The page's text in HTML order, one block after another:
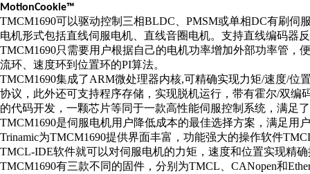
MotionCookie™
TMCM1690可以驱动控制三相BLDC、PMSM或单相DC有刷伺
电机形式包括直线伺服电机、直线音圈电机。支持直线编码器
TMCM1690只需要用户根据自己的电机功率增加外部功率管，
流环、速度环到位置环的PI算法。
TMCM1690集成了ARM微处理器内核,可精确实现力矩/速度/位
协议，此外还可支持程序存储，实现脱机运行，带有霍尔/双编
的代码开发，一颗芯片等同于一款高性能伺服控制系统，满足
TMCM1690是伺服电机用户降低成本的最佳选择方案，满足用
Trinamic为TMCM1690提供界面丰富，功能强大的操作软件
TMCL-IDE软件就可以对伺服电机的力矩，速度和位置实现精
TMCM1690有三款不同的固件，分别为TMCL、CANopen和